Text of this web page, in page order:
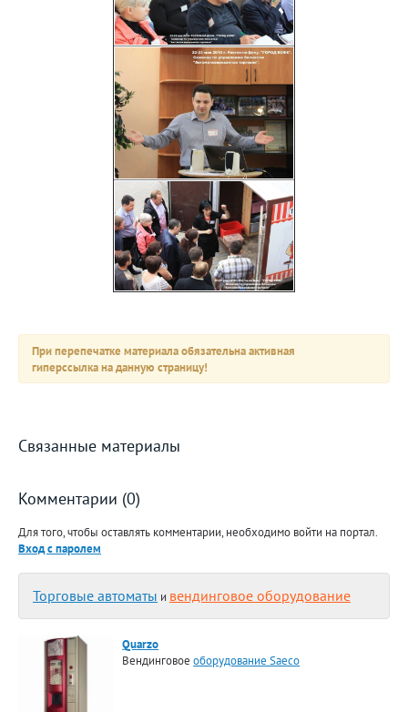
При перепечатке материала обязательна активная
гиперссылка на данную страницу!
Связанные материалы
Комментарии (0)
Для того, чтобы оставлять комментарии, необходимо войти на портал.
Вход с паролем
Торговые автоматы и вендинговое оборудование
Quarzo
Вендинговоеоборудование Saeco